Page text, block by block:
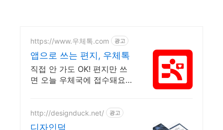
https://www.우체톡.com 광고
앱으로 쓰는 편지, 우체톡
직접 안 가도 OK! 편지만 쓰
면 오늘 우체국에 접수돼요
http://designduck.net/ 광고
디자인덕